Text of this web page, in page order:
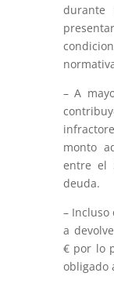
durante
– A
monto
entre el
deuda.
–
a
€ por lo
obligado